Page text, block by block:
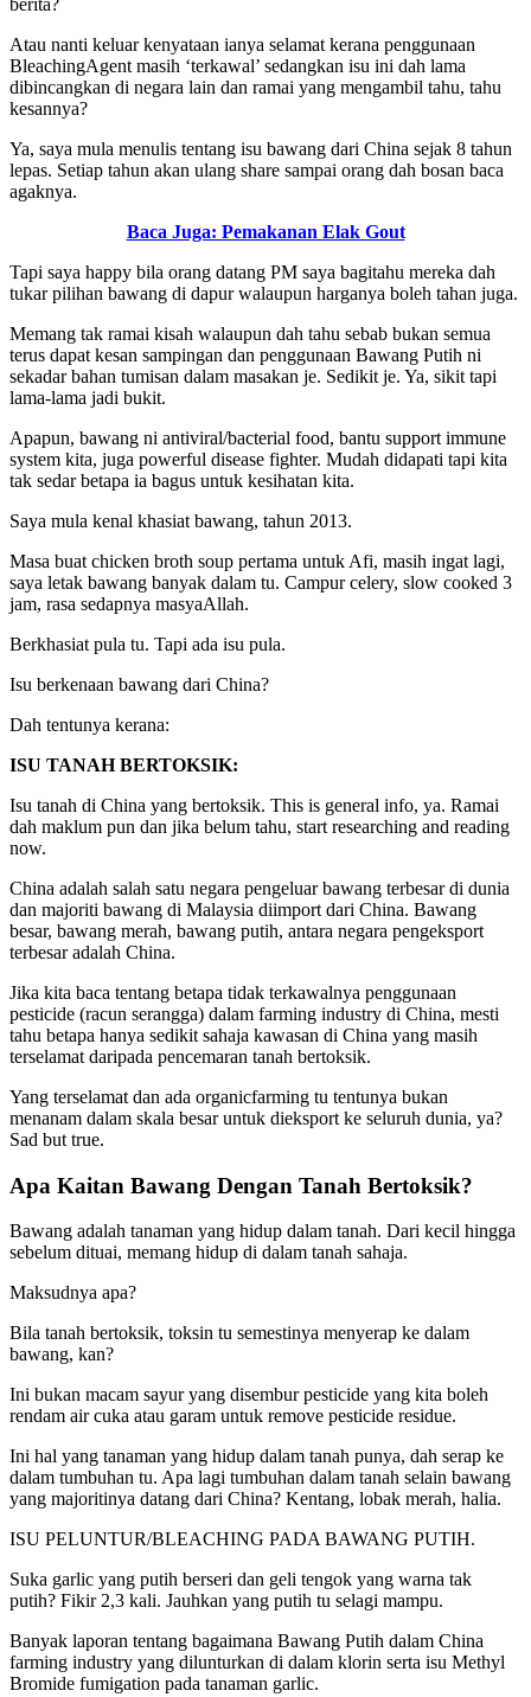
Atau nanti keluar kenyataan ianya selamat kerana penggunaan
BleachingAgent masih ‘terkawal’ sedangkan isu ini dah lama
dibincangkan di negara lain dan ramai yang mengambil tahu, tahu
kesannya?
Ya, saya mula menulis tentang isu bawang dari China sejak 8 tahun
lepas. Setiap tahun akan ulang share sampai orang dah bosan baca
agaknya.
Baca Juga: Pemakanan Elak Gout
Tapi saya happy bila orang datang PM saya bagitahu mereka dah
tukar pilihan bawang di dapur walaupun harganya boleh tahan juga.
Memang tak ramai kisah walaupun dah tahu sebab bukan semua
terus dapat kesan sampingan dan penggunaan Bawang Putih ni
sekadar bahan tumisan dalam masakan je. Sedikit je. Ya, sikit tapi
lama-lama jadi bukit.
Apapun, bawang ni antiviral/bacterial food, bantu support immune
system kita, juga powerful disease fighter. Mudah didapati tapi kita
tak sedar betapa ia bagus untuk kesihatan kita.
Saya mula kenal khasiat bawang, tahun 2013.
Masa buat chicken broth soup pertama untuk Afi, masih ingat lagi,
saya letak bawang banyak dalam tu. Campur celery, slow cooked 3
jam, rasa sedapnya masyaAllah.
Berkhasiat pula tu. Tapi ada isu pula.
Isu berkenaan bawang dari China?
Dah tentunya kerana:
ISU TANAH BERTOKSIK:
Isu tanah di China yang bertoksik. This is general info, ya. Ramai
dah maklum pun dan jika belum tahu, start researching and reading
now.
China adalah salah satu negara pengeluar bawang terbesar di dunia
dan majoriti bawang di Malaysia diimport dari China. Bawang
besar, bawang merah, bawang putih, antara negara pengeksport
terbesar adalah China.
Jika kita baca tentang betapa tidak terkawalnya penggunaan
pesticide (racun serangga) dalam farming industry di China, mesti
tahu betapa hanya sedikit sahaja kawasan di China yang masih
terselamat daripada pencemaran tanah bertoksik.
Yang terselamat dan ada organicfarming tu tentunya bukan
menanam dalam skala besar untuk dieksport ke seluruh dunia, ya?
Sad but true.
Apa Kaitan Bawang Dengan Tanah Bertoksik?
Bawang adalah tanaman yang hidup dalam tanah. Dari kecil hingga
sebelum dituai, memang hidup di dalam tanah sahaja.
Maksudnya apa?
Bila tanah bertoksik, toksin tu semestinya menyerap ke dalam
bawang, kan?
Ini bukan macam sayur yang disembur pesticide yang kita boleh
rendam air cuka atau garam untuk remove pesticide residue.
Ini hal yang tanaman yang hidup dalam tanah punya, dah serap ke
dalam tumbuhan tu. Apa lagi tumbuhan dalam tanah selain bawang
yang majoritinya datang dari China? Kentang, lobak merah, halia.
ISU PELUNTUR/BLEACHING PADA BAWANG PUTIH.
Suka garlic yang putih berseri dan geli tengok yang warna tak
putih? Fikir 2,3 kali. Jauhkan yang putih tu selagi mampu.
Banyak laporan tentang bagaimana Bawang Putih dalam China
farming industry yang dilunturkan di dalam klorin serta isu Methyl
Bromide fumigation pada tanaman garlic.